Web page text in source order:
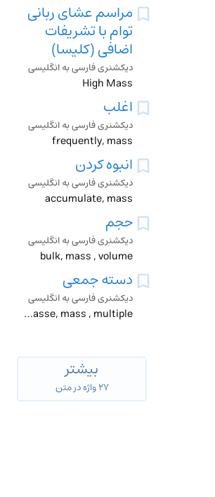
مراسم عشای ربانی
توام با تشریفات
اضافی (کلیسا)
دیکشنری فارسی به انگلیسی
High Mass
اغلب
دیکشنری فارسی به انگلیسی
frequently, mass
انبوه کردن
دیکشنری فارسی به انگلیسی
accumulate, mass
حجم
دیکشنری فارسی به انگلیسی
bulk, mass , volume
دسته جمعی
دیکشنری فارسی به انگلیسی
en masse, mass , multiple
بیشتر
۲۷ واژه در متن